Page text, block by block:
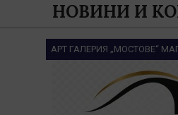
НОВИНИ И
АРТ ГАЛЕРИЯ „МОСТОВЕ“